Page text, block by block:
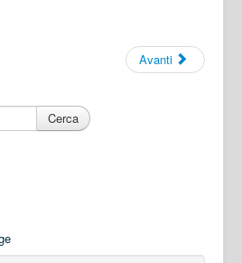
Avanti
Cerca